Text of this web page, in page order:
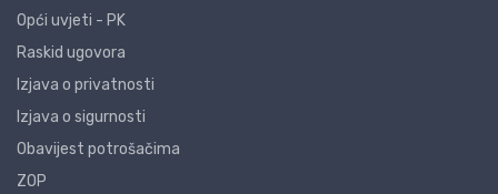
Opći uvjeti - PK
Raskid ugovora
Izjava o privatnosti
Izjava o sigurnosti
Obavijest potrošačima
ZOP